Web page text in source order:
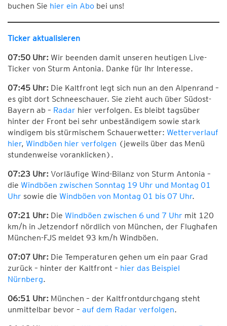
buchen Sie hier ein Abo bei uns!
Ticker aktualisieren
07:50 Uhr: Wir beenden damit unseren heutigen Live-
Ticker von Sturm Antonia. Danke für Ihr Interesse.
07:45 Uhr: Die Kaltfront legt sich nun an den Alpenrand –
es gibt dort Schneeschauer. Sie zieht auch über Südost-
Bayern ab – Radar hier verfolgen. Es bleibt tagsüber
hinter der Front bei sehr unbeständigem sowie stark
windigem bis stürmischem Schauerwetter: Wetterverlauf
hier, Windböen hier verfolgen (jeweils über das Menü
stundenweise voranklicken).
07:23 Uhr: Vorläufige Wind-Bilanz von Sturm Antonia –
die Windböen zwischen Sonntag 19 Uhr und Montag 01
Uhr sowie die Windböen von Montag 01 bis 07 Uhr.
07:21 Uhr: Die Windböen zwischen 6 und 7 Uhr mit 120
km/h in Jetzendorf nördlich von München, der Flughafen
München-FJS meldet 93 km/h Windböen.
07:07 Uhr: Die Temperaturen gehen um ein paar Grad
zurück – hinter der Kaltfront – hier das Beispiel
Nürnberg.
06:51 Uhr: München – der Kaltfrontdurchgang steht
unmittelbar bevor – auf dem Radar verfolgen.